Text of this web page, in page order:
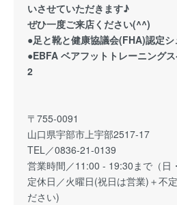
いさせていただきます♪
ぜひ一度ご来店ください(^^)
●足と靴と健康協議会(FHA)認定
●EBFA ベアフットトレーニング
2
〒755-0091
山口県宇部市上宇部2517-17
TEL／0836-21-0139
営業時間／11:00 - 19:30まで（日
定休日／火曜日(祝日は営業)＋不
ださい)